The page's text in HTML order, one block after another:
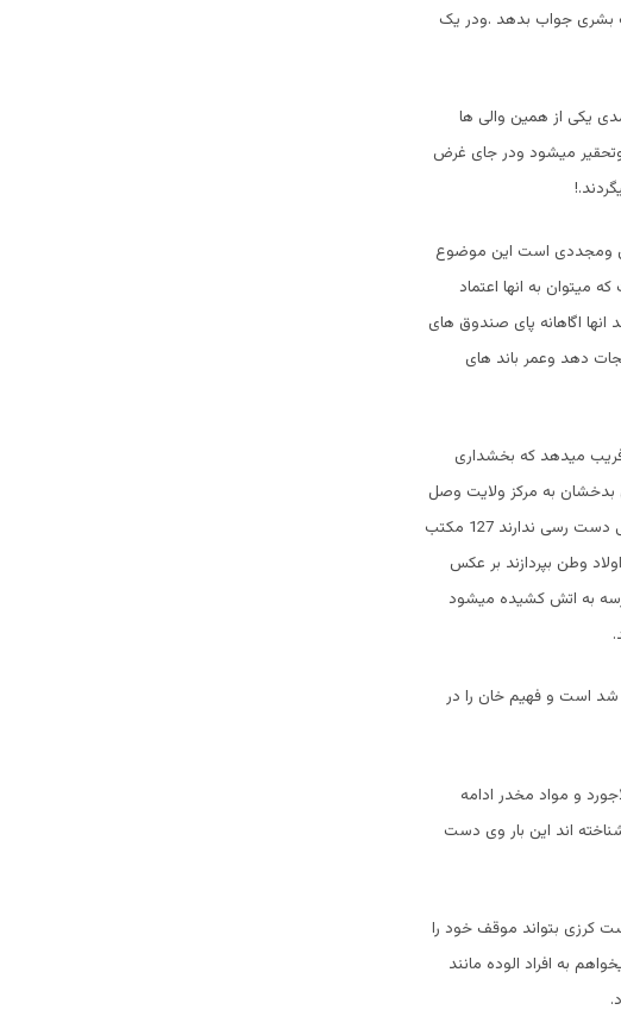
بشری جواب بدهد .ودر یک
یکی از همین والی ها
میشود ودر جای غرض
ومجددی است این موضوع
میتوان به انها اعتماد
اگاهانه پای صندوق های
دهد وعمر باند های
وی مدت7 سال است که مردم را فریب میدهد که بخشداری
به مرکز ولایت وصل
نیست مردم روزها را پیاده طی می نمایند تا به مرکز برسند مردم خدمات اولیه بهداشتی دست رسی ندارند 127 مکتب
وطن بپردازند بر عکس
به اتش کشیده میشود
شد است و فهیم خان را در
و مواد مخدر ادامه
اند این بار وی دست
کرزی بتواند موقف خود را
به افراد الوده مانند